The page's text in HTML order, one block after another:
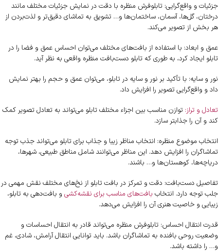
جزئیات و واقع‌گرایی: تابلوفرش منظره با دقت در نمایش جزئیات مختلف مانند
درختان، گل‌ها، آسمان، ساختمان‌ها و… تشویق به تماشای دقیق‌تر و لذت‌بردن از
هر بخش از تصویر می‌کند.
عمق و ابعاد: با استفاده از بافت‌های مختلف می‌توان احساس عمق و فضا را در
تابلو ایجاد کرد، به طوری که تابلو دست‌بافت منظره واقعی به نظر آید.
نور و سایه: با تأکید بر نور و سایه در تابلو، می‌توان عمق و حجم را بهتر نمایش
داد و واقع‌گرایی تصویر را افزایش داد.
تعادل و تراز: توازن مناسب بین اجزاء مختلف تابلو می‌تواند به تعادل تصویر کمک
کند و آن را جذابتر سازد.
انتخاب موضوع منظره: انتخاب مناظر زیبا و جذاب برای تابلو می‌تواند جذب توجه
تماشاگران را افزایش دهد. این مناظر می‌توانند شامل مناطق طبیعی، شهرها،
دریاچه‌ها، کوهستان‌ها و… باشند.
تفاصیل دست‌بافت: دقت و تمرکز در بافت تابلو از نخ‌های مختلف نقش مهمی در
جلب توجه دارد. انتخاب بافت‌های مناسب برای نقشه‌کشی و بافت‌دهی به تابلو،
زیبایی و خاصیت هنری آن را افزایش می‌دهد.
قدرت انتقال احساس: تابلوفرش منظره می‌تواند قادر به انتقال احساسات و
وضعیت روحی بافنده به تماشاگران باشد. باید توانایی انتقال آرامش، شادی، غم
و… را داشته باشد.